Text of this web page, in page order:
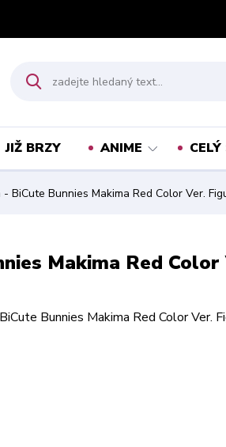
JIŽ BRZY ANIME
BiCute Bunnies Makima Red Color Ver.
Makima Red